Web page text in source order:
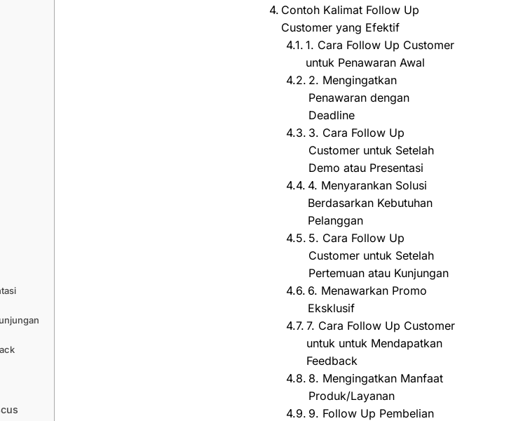
Contoh Kalimat Follow Up
Customer yang Efektif
1. Cara Follow Up Customer
untuk Penawaran Awal
2. Mengingatkan
Penawaran dengan
Deadline
3. Cara Follow Up
Customer untuk Setelah
Demo atau Presentasi
4. Menyarankan Solusi
Berdasarkan Kebutuhan
Pelanggan
5. Cara Follow Up
Customer untuk Setelah
Pertemuan atau Kunjungan
6. Menawarkan Promo
Eksklusif
7. Cara Follow Up Customer
untuk untuk Mendapatkan
Feedback
8. Mengingatkan Manfaat
Produk/Layanan
9. Follow Up Pembelian